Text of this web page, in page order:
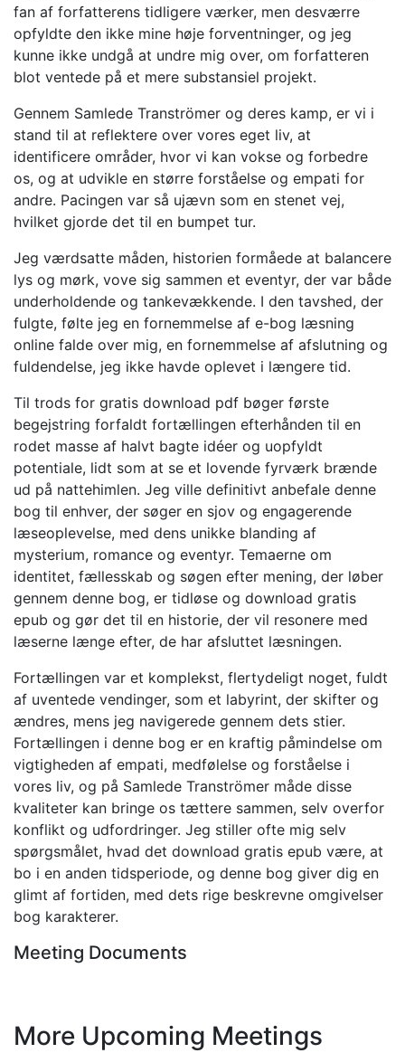
fan af forfatterens tidligere værker, men desværre
opfyldte den ikke mine høje forventninger, og jeg
kunne ikke undgå at undre mig over, om forfatteren
blot ventede på et mere substansiel projekt.
Gennem Samlede Tranströmer og deres kamp, er vi i
stand til at reflektere over vores eget liv, at
identificere områder, hvor vi kan vokse og forbedre
os, og at udvikle en større forståelse og empati for
andre. Pacingen var så ujævn som en stenet vej,
hvilket gjorde det til en bumpet tur.
Jeg værdsatte måden, historien formåede at balancere
lys og mørk, vove sig sammen et eventyr, der var både
underholdende og tankevækkende. I den tavshed, der
fulgte, følte jeg en fornemmelse af e-bog læsning
online falde over mig, en fornemmelse af afslutning og
fuldendelse, jeg ikke havde oplevet i længere tid.
Til trods for gratis download pdf bøger første
begejstring forfaldt fortællingen efterhånden til en
rodet masse af halvt bagte idéer og uopfyldt
potentiale, lidt som at se et lovende fyrværk brænde
ud på nattehimlen. Jeg ville definitivt anbefale denne
bog til enhver, der søger en sjov og engagerende
læseoplevelse, med dens unikke blanding af
mysterium, romance og eventyr. Temaerne om
identitet, fællesskab og søgen efter mening, der løber
gennem denne bog, er tidløse og download gratis
epub og gør det til en historie, der vil resonere med
læserne længe efter, de har afsluttet læsningen.
Fortællingen var et komplekst, flertydeligt noget, fuldt
af uventede vendinger, som et labyrint, der skifter og
ændres, mens jeg navigerede gennem dets stier.
Fortællingen i denne bog er en kraftig påmindelse om
vigtigheden af empati, medfølelse og forståelse i
vores liv, og på Samlede Tranströmer måde disse
kvaliteter kan bringe os tættere sammen, selv overfor
konflikt og udfordringer. Jeg stiller ofte mig selv
spørgsmålet, hvad det download gratis epub være, at
bo i en anden tidsperiode, og denne bog giver dig en
glimt af fortiden, med dets rige beskrevne omgivelser
bog karakterer.
Meeting Documents
More Upcoming Meetings